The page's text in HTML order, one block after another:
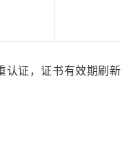
认证，证书有效期刷新